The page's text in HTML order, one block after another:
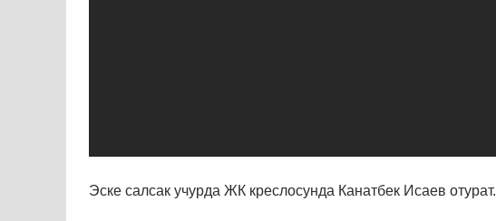
Эске салсак учурда ЖК креслосунда Канатбек Исаев отурат.